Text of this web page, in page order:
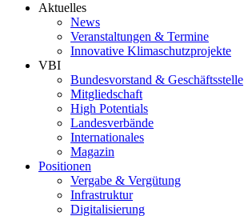
Aktuelles
News
Veranstaltungen & Termine
Innovative Klimaschutzprojekte
VBI
Bundesvorstand & Geschäftsstelle
Mitgliedschaft
High Potentials
Landesverbände
Internationales
Magazin
Positionen
Vergabe & Vergütung
Infrastruktur
Digitalisierung